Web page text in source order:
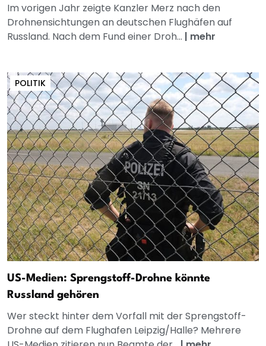
Im vorigen Jahr zeigte Kanzler Merz nach den
Drohnensichtungen an deutschen Flughäfen auf
Russland. Nach dem Fund einer Droh... | mehr
POLITIK
US-Medien: Sprengstoff-Drohne könnte
Russland gehören
Wer steckt hinter dem Vorfall mit der Sprengstoff-
Drohne auf dem Flughafen Leipzig/Halle? Mehrere